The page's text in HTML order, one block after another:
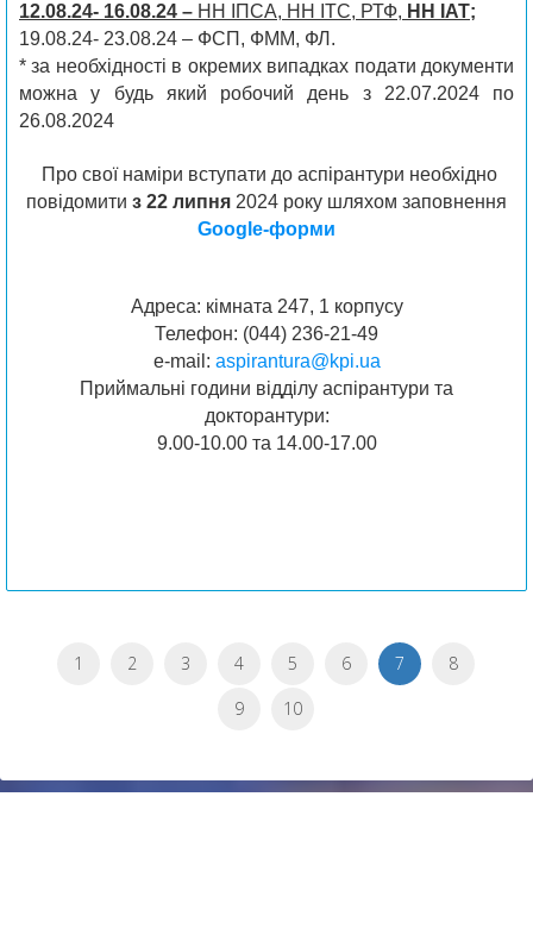
12.08.24- 16.08.24 – НН ІПСА, НН ІТС, РТФ, НН ІАТ;
19.08.24- 23.08.24 – ФСП, ФММ, ФЛ.
* за необхідності в окремих випадках подати документи
можна у будь який робочий день з 22.07.2024 по
26.08.2024
Про свої наміри вступати до аспірантури необхідно
повідомити з 22 липня 2024 року шляхом заповнення
Google-форми
Адреса: кiмната 247, 1 корпусу
Телефон: (044) 236-21-49
e-mail: aspirantura@kpi.ua
Приймальні години відділу аспірантури та
докторантури:
9.00-10.00 та 14.00-17.00
1 2 3 4 5 6 7
8
9
10